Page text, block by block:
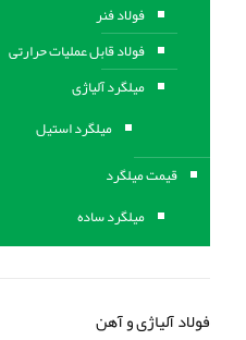
فولاد فنر
فولاد قابل عملیات حرارتی
ميلگرد آلیاژی
میلگرد استیل
قیمت میلگرد
میلگرد ساده
فولاد آلیاژی و آهن